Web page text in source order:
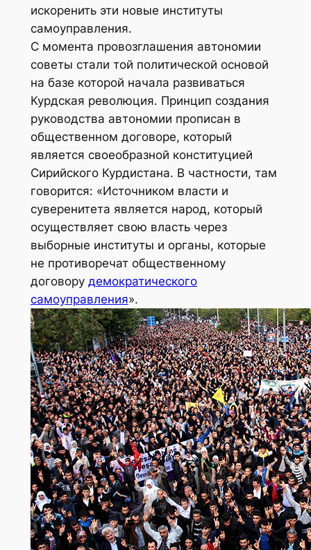
искоренить эти новые институты
самоуправления.
С момента провозглашения автономии
советы стали той политической основой
на базе которой начала развиваться
Курдская революция. Принцип создания
руководства автономии прописан в
общественном договоре, который
является своеобразной конституцией
Сирийского Курдистана. В частности, там
говорится: «Источником власти и
суверенитета является народ, который
осуществляет свою власть через
выборные институты и органы, которые
не противоречат общественному
договору демократического
самоуправления».